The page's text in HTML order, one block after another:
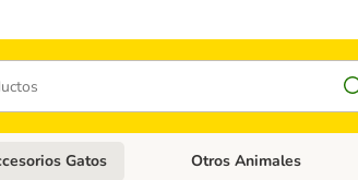
Perros
de categoria abierto: Comida Gatos
Gatos Menú de categoria abierto:
Otros Animales